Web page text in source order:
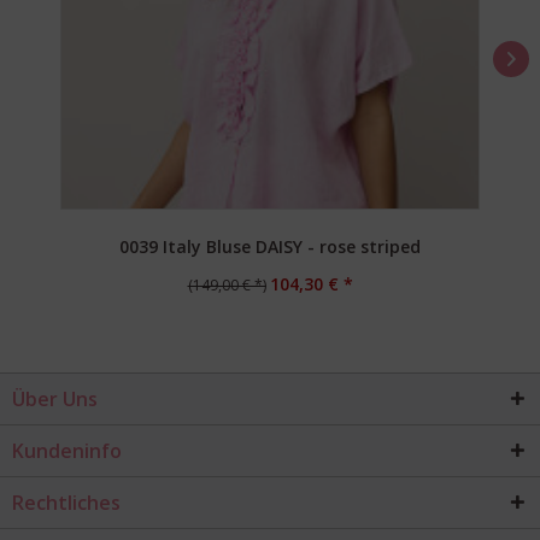
0039 Italy Bluse DAISY - rose striped
(149,00 € *) 104,30 € *
Über Uns
Kundeninfo
Rechtliches